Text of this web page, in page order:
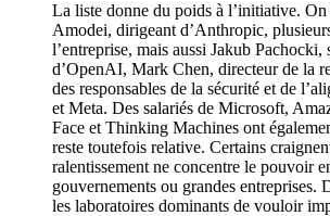
La liste donne du poids à l’initiative.
Amodei, dirigeant d’Anthropic,
l’entreprise, mais aussi Jakub
d’OpenAI, Mark Chen, directeur de la
des responsables de la sécurité et de
et Meta. Des salariés de Microsoft,
Face et Thinking Machines ont
reste toutefois relative. Certains
ralentissement ne concentre le pouvoir
gouvernements ou grandes entreprises.
les laboratoires dominants de vouloir